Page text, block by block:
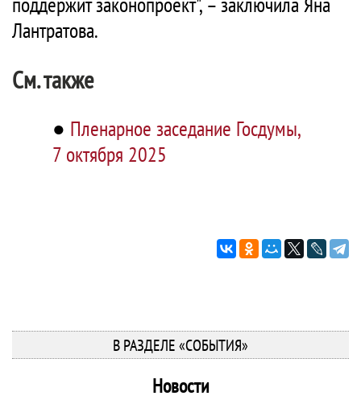
Лантратова.
См. также
● Пленарное заседание Госдумы,
7 октября 2025
В РАЗДЕЛЕ «СОБЫТИЯ»
Новости